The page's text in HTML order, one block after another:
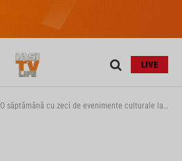
LIVE
O săptămână cu zeci de evenimente culturale la Iași